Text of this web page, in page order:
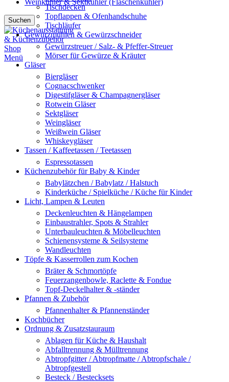
Weinkühler & Sektkühler (Flaschenkühler)
Suchen
Menü
Tischdecken
Topflappen & Ofenhandschuhe
Tischläufer
Gewürzmühlen & Gewürzschneider
Gewürzstreuer / Salz- & Pfeffer-Streuer
Mörser für Gewürze & Kräuter
Gläser
Biergläser
Cognacschwenker
Digestifgläser & Champagnergläser
Rotwein Gläser
Sektgläser
Weingläser
Weißwein Gläser
Whiskeygläser
Tassen / Kaffeetassen / Teetassen
Espressotassen
Küchenzubehör für Baby & Kinder
Babylätzchen / Babylatz / Halstuch
Kinderküche / Spielküche / Küche für Kinder
Licht, Lampen & Leuten
Deckenleuchten & Hängelampen
Einbaustrahler, Spots & Strahler
Unterbauleuchten & Möbelleuchten
Schienensysteme & Seilsysteme
Wandleuchten
Töpfe & Kasserrollen zum Kochen
Bräter & Schmortöpfe
Feuerzangenbowle, Raclette & Fondue
Topf-Deckelhalter & -ständer
Pfannen & Zubehör
Pfannenhalter & Pfannenständer
Kochbücher
Ordnung & Zusatzstauraum
Ablagen für Küche & Haushalt
Abfalltrennung & Mülltrennung
Abtropfgitter / Abtropfmatte / Abtropfschale /
Abtropfgestell
Besteck / Bestecksets